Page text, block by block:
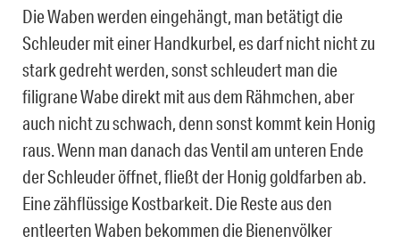
Die Waben werden eingehängt, man betätigt die
Schleuder mit einer Handkurbel, es darf nicht nicht zu
stark gedreht werden, sonst schleudert man die
filigrane Wabe direkt mit aus dem Rähmchen, aber
auch nicht zu schwach, denn sonst kommt kein Honig
raus. Wenn man danach das Ventil am unteren Ende
der Schleuder öffnet, fließt der Honig goldfarben ab.
Eine zähflüssige Kostbarkeit. Die Reste aus den
entleerten Waben bekommen die Bienenvölker